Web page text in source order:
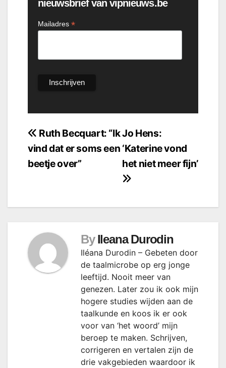
nieuwsbrief van vipnieuws.be
Mailadres *
Bericht
navigatie
Jo Hens:
‘Katerine vond
het niet meer fijn’
Ruth Becquart: “Ik
vind dat er soms een
beetje over”
By Ileana Durodin
Iléana Durodin – Gebeten door
de taalmicrobe op erg jonge
leeftijd. Nooit meer van
genezen. Later zou ik ook mijn
hogere studies wijden aan de
taalkunde en koos ik er ook
voor van ‘het woord’ mijn
beroep te maken. Schrijven,
corrigeren en vertalen zijn de
drie vakgebieden waardoor ik